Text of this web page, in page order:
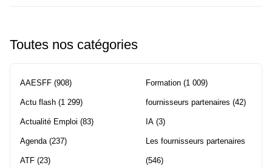
Toutes nos catégories
AAESFF (908)
Actu flash (1 299)
Actualité Emploi (83)
Agenda(237)
ATF (23)
Formation (1 009)
fournisseurs partenaires (42)
IA (3)
Les fournisseurs partenaires
(546)